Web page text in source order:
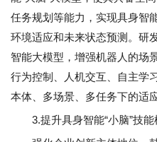
任务规划等能力，实现具身智
环境适应和未来状态预测。研
智能大模型，增强机器人的场
行为控制、人机交互、自主学
本体、多场景、多任务下的适
3.提升具身智能“小脑”技能